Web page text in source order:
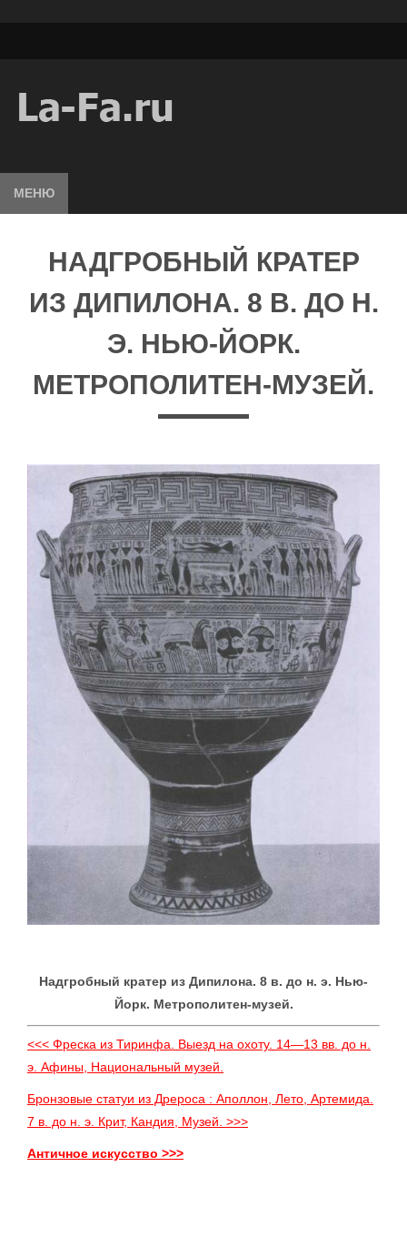
МЕНЮ
НАДГРОБНЫЙ КРАТЕР
ИЗ ДИПИЛОНА. 8 В. ДО Н.
Э. НЬЮ-ЙОРК.
МЕТРОПОЛИТЕН-МУЗЕЙ.
Надгробный кратер из Дипилона. 8 в. до н. э. Нью-
Йорк. Метрополитен-музей.
<<< Фреска из Тиринфа. Выезд на охоту. 14—13 вв. до н.
э. Афины, Национальный музей.
Бронзовые статуи из Дрероса : Аполлон, Лето, Артемида.
7 в. до н. э. Крит, Кандия, Музей. >>>
Античное искусство >>>